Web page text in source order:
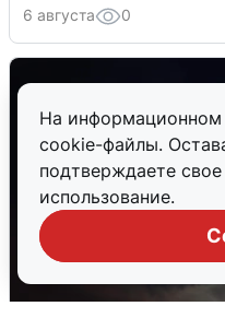
На информационном
cookie-файлы.
подтверждаете свое
использование.
6 августа 0